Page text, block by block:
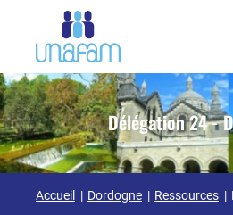
Délégation 24 -
Accueil Dordogne Ressources